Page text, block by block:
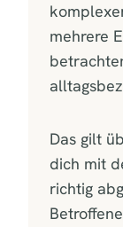
mehrere
Das gilt
dich mit
richtig